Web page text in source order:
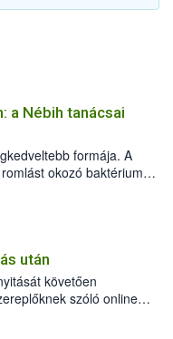
a Nébih tanácsai
formája. A
okozó baktériumok
szabadtéri sütögetés
szól: legalább
hőkezelés, valamint a
Élelmiszerlánc-
összegyűjtötte a
után
követően
szóló online